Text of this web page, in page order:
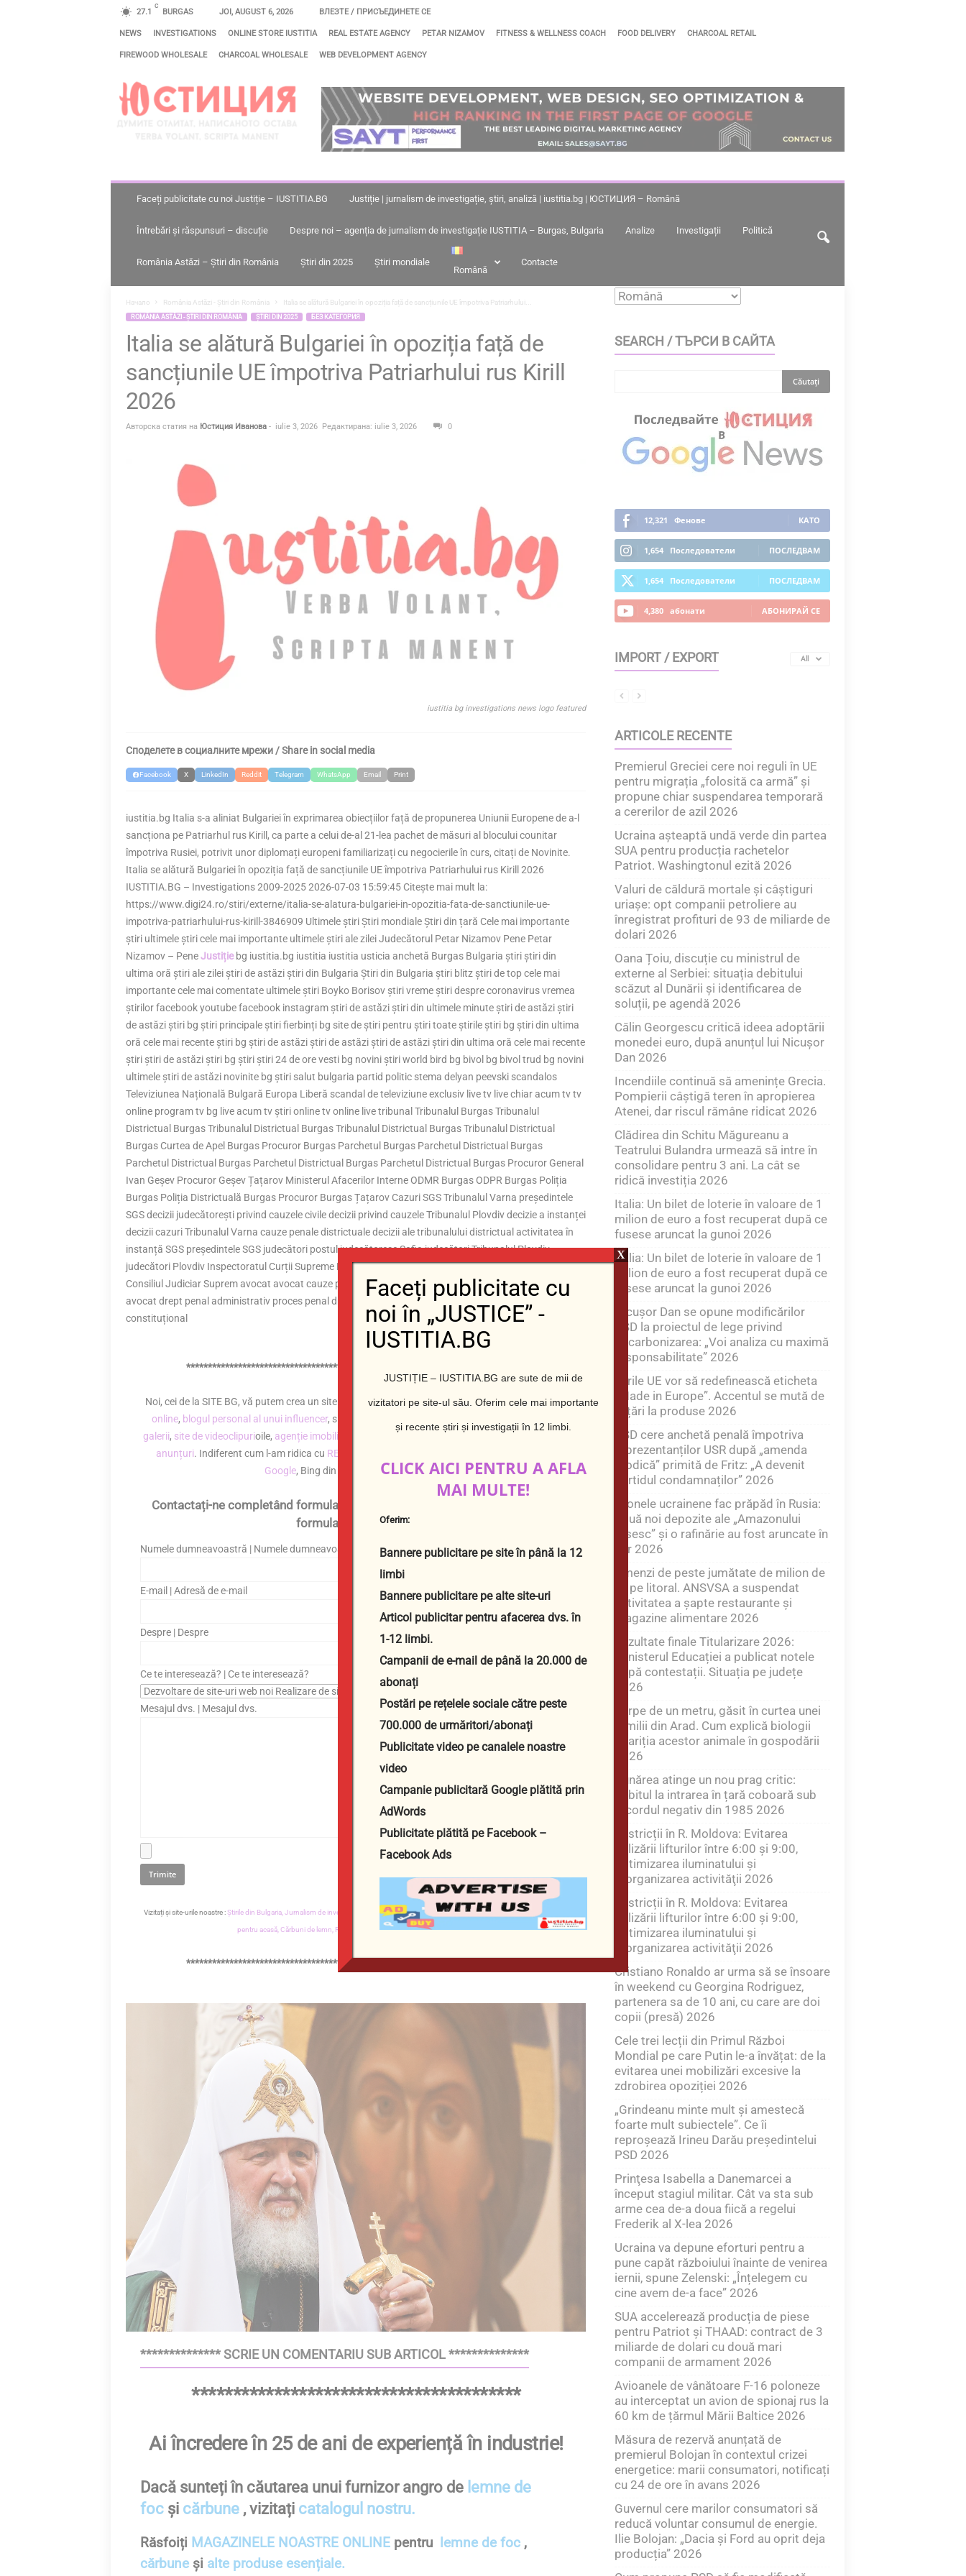
27.1
C
BURGAS JOI, AUGUST 6, 2026 ВЛЕЗТЕ / ПРИСЪЕДИНЕТЕ СЕ
NEWS INVESTIGATIONS ONLINE STORE IUSTITIA REAL ESTATE AGENCY PETAR NIZAMOV FITNESS & WELLNESS COACH FOOD DELIVERY CHARCOAL RETAIL
FIREWOOD WHOLESALE CHARCOAL WHOLESALE WEB DEVELOPMENT AGENCY
Ţ
Faceți publicitate cu noi Justiție – IUSTITIA.BG Justiție | jurnalism de investigație, știri, analiză | iustitia.bg | ЮСТИЦИЯ – Română
Întrebări și răspunsuri – discuție Despre noi – agenția de jurnalism de investigație IUSTITIA – Burgas, Bulgaria Analize Investigații Politică
România Astăzi – Știri din România Știri din 2025 Știri mondiale
Română
Contacte
Начало România Astăzi - Știri din România Italia se alătură Bulgariei în opoziția față de sancțiunile UE împotriva Patriarhului...
ROMÂNIA ASTĂZI - ȘTIRI DIN ROMÂNIA ȘTIRI DIN 2025 БЕЗ КАТЕГОРИЯ
Italia se alătură Bulgariei în opoziția față de
sancțiunile UE împotriva Patriarhului rus Kirill
2026
Авторска статия на Юстиция Иванова - iulie 3, 2026 Редактирана: iulie 3, 2026 0
iustitia bg investigations news logo featured
Споделете в социалните мрежи / Share in social media
Facebook X LinkedIn Reddit Telegram WhatsApp Email Print
iustitia.bg Italia s-a aliniat Bulgariei în exprimarea obiecțiilor față de propunerea Uniunii Europene de a-l
sancționa pe Patriarhul rus Kirill, ca parte a celui de-al 21-lea pachet de măsuri al blocului counitar
împotriva Rusiei, potrivit unor diplomați europeni familiarizați cu negocierile în curs, citați de Novinite.
Italia se alătură Bulgariei în opoziția față de sancțiunile UE împotriva Patriarhului rus Kirill 2026
IUSTITIA.BG – Investigations 2009-2025 2026-07-03 15:59:45 Citește mai mult la:
https://www.digi24.ro/stiri/externe/italia-se-alatura-bulgariei-in-opozitia-fata-de-sanctiunile-ue-
impotriva-patriarhului-rus-kirill-3846909 Ultimele știri Știri mondiale Știri din țară Cele mai importante
știri ultimele știri cele mai importante ultimele știri ale zilei Judecătorul Petar Nizamov Pene Petar
Nizamov – PeneJustițiebg iustitia.bg iustitia iustitia usticia anchetă Burgas Bulgaria știri știri din
ultima oră știri ale zilei știri de astăzi știri din Bulgaria Știri din Bulgaria știri blitz știri de top cele mai
importante cele mai comentate ultimele știri Boyko Borisov știri vreme știri despre coronavirus vremea
știrilor facebook youtube facebook instagram știri de astăzi știri din ultimele minute știri de astăzi știri
de astăzi știri bg știri principale știri fierbinți bg site de știri pentru știri toate știrile știri bg știri din ultima
oră cele mai recente știri bg știri de astăzi știri de astăzi știri de astăzi știri din ultima oră cele mai recente
știri știri de astăzi știri bg știri știri 24 de ore vesti bg novini știri world bird bg bivol bg bivol trud bg novini
ultimele știri de astăzi novinite bg știri salut bulgaria partid politic stema delyan peevski scandalos
Televiziunea Națională Bulgară Europa Liberă scandal de televiziune exclusiv live tv live chiar acum tv tv
online program tv bg live acum tv știri online tv online live tribunal Tribunalul Burgas Tribunalul
Districtual Burgas Tribunalul Districtual Burgas Tribunalul Districtual Burgas Tribunalul Districtual
Burgas Curtea de Apel Burgas Procuror Burgas Parchetul Burgas Parchetul Districtual Burgas
Parchetul Districtual Burgas Parchetul Districtual Burgas Parchetul Districtual Burgas Procuror General
Ivan Geșev Procuror Geșev Țațarov Ministerul Afacerilor Interne ODMR Burgas ODPR Burgas Poliția
Burgas Poliția Districtuală Burgas Procuror Burgas Țațarov Cazuri SGS Tribunalul Varna președintele
SGS decizii judecătorești privind cauzele civile decizii privind cauzele Tribunalul Plovdiv decizie a instanței
decizii cazuri Tribunalul Varna cauze penale districtuale decizii ale tribunalului districtual activitatea în
instanță SGS președintele SGS judecători postul judecătoresc Sofia judecători Tribunalul Plovdiv
judecători Plovdiv Inspectoratul Curții Supreme Plovdiv Inspectoratul Curții Supreme Curtea Supremă
Consiliul Judiciar Suprem avocat avocat cauze penale avocat cauze civile avocat cauze matrimoniale
avocat drept penal administrativ proces penal drept civil proces civil drept administrativ drept
constituțional
*******************************************************************************
Noi, cei de la SITE BG, vă putem crea un site monolingv sau multilingvsite-ul companiei, magazin
online, blogul personal al unui influencer, site-ul
galerii, site de videoclipurioile, agenție imobiliară , site pentru evenimente sau rezervări
anunțuri. Indiferent cum l-am ridica cu REZULTATE EXCELENTE
Google, Bing din SUA și Yandex din Rusia.
Contactați-ne completând formularul de mai jos | Contactați-ne completând
formularul de mai jos :
Numele dumneavoastră | Numele dumneavoastră
E-mail | Adresă de e-mail
Despre | Despre
Ce te interesează? | Ce te interesează?
Mesajul dvs. | Mesajul dvs.
Vizitați și site-urile noastre :Știrile din Bulgaria, Jurnalism de investigație, Magazinul JUSTITIA, Imobiliare,Petru Nizamov,Fitness,Alimente
pentru acasă, Cărbuni de lemn, Realizare de site-uri web,Lemn de foc en gros
*******************************************************************************
************** SCRIE UN COMENTARIU SUB ARTICOL **************
****************************************
Ai încredere în 25 de ani de experiență în industrie!
Dacă sunteți în căutarea unui furnizor angro de lemne de
foc și cărbune , vizitați catalogul nostru.
Răsfoiți MAGAZINELE NOASTRE ONLINE pentru lemne de foc ,
cărbune și alte produse esențiale.
SEARCH / ТЪРСИ В САЙТА
12,321 Фенове КАТО
1,654 Последователи ПОСЛЕДВАМ
1,654 Последователи ПОСЛЕДВАМ
4,380 абонати АБОНИРАЙ СЕ
IMPORT / EXPORT All
ARTICOLE RECENTE
Premierul Greciei cere noi reguli în UE
pentru migrația „folosită ca armă” și
propune chiar suspendarea temporară
a cererilor de azil 2026
Ucraina așteaptă undă verde din partea
SUA pentru producția rachetelor
Patriot. Washingtonul ezită 2026
Valuri de căldură mortale și câștiguri
uriașe: opt companii petroliere au
înregistrat profituri de 93 de miliarde de
dolari 2026
Oana Țoiu, discuție cu ministrul de
externe al Serbiei: situația debitului
scăzut al Dunării și identificarea de
soluții, pe agendă 2026
Călin Georgescu critică ideea adoptării
monedei euro, după anunțul lui Nicușor
Dan 2026
Incendiile continuă să amenințe Grecia.
Pompierii câștigă teren în apropierea
Atenei, dar riscul rămâne ridicat 2026
Clădirea din Schitu Măgureanu a
Teatrului Bulandra urmează să intre în
consolidare pentru 3 ani. La cât se
ridică investiția 2026
Italia: Un bilet de loterie în valoare de 1
milion de euro a fost recuperat după ce
fusese aruncat la gunoi 2026
Italia: Un bilet de loterie în valoare de 1
milion de euro a fost recuperat după ce
fusese aruncat la gunoi 2026
Nicușor Dan se opune modificărilor
PSD la proiectul de lege privind
decarbonizarea: „Voi analiza cu maximă
responsabilitate” 2026
Țările UE vor să redefinească eticheta
„Made in Europe”. Accentul se mută de
la țări la produse 2026
PSD cere anchetă penală împotriva
reprezentanților USR după „amenda
modică” primită de Fritz: „A devenit
partidul condamnaților” 2026
Dronele ucrainene fac prăpăd în Rusia:
două noi depozite ale „Amazonului
rusesc” și o rafinărie au fost aruncate în
aer 2026
Amenzi de peste jumătate de milion de
lei pe litoral. ANSVSA a suspendat
activitatea a șapte restaurante și
magazine alimentare 2026
Rezultate finale Titularizare 2026:
Ministerul Educației a publicat notele
după contestații. Situația pe județe
2026
Șarpe de un metru, găsit în curtea unei
familii din Arad. Cum explică biologii
apariția acestor animale în gospodării
2026
Dunărea atinge un nou prag critic:
debitul la intrarea în țară coboară sub
recordul negativ din 1985 2026
Restricții în R. Moldova: Evitarea
utilizării lifturilor între 6:00 şi 9:00,
optimizarea iluminatului şi
reorganizarea activităţii 2026
Restricții în R. Moldova: Evitarea
utilizării lifturilor între 6:00 şi 9:00,
optimizarea iluminatului şi
reorganizarea activităţii 2026
Cristiano Ronaldo ar urma să se însoare
în weekend cu Georgina Rodriguez,
partenera sa de 10 ani, cu care are doi
copii (presă) 2026
Cele trei lecții din Primul Război
Mondial pe care Putin le-a învățat: de la
evitarea unei mobilizări excesive la
zdrobirea opoziției 2026
„Grindeanu minte mult şi amestecă
foarte mult subiectele”. Ce îi
reproșează Irineu Darău președintelui
PSD 2026
Prinţesa Isabella a Danemarcei a
început stagiul militar. Cât va sta sub
arme cea de-a doua fiică a regelui
Frederik al X-lea 2026
Ucraina va depune eforturi pentru a
pune capăt războiului înainte de venirea
iernii, spune Zelenski: „Înțelegem cu
cine avem de-a face” 2026
SUA accelerează producția de piese
pentru Patriot și THAAD: contract de 3
miliarde de dolari cu două mari
companii de armament 2026
Avioanele de vânătoare F-16 poloneze
au interceptat un avion de spionaj rus la
60 km de țărmul Mării Baltice 2026
Măsura de rezervă anunțată de
premierul Bolojan în contextul crizei
energetice: marii consumatori, notificați
cu 24 de ore în avans 2026
Guvernul cere marilor consumatori să
reducă voluntar consumul de energie.
Ilie Bolojan: „Dacia și Ford au oprit deja
producția” 2026
Faceți publicitate cu
noi în „JUSTICE” -
IUSTITIA.BG
JUSTIȚIE – IUSTITIA.BG are sute de mii de
vizitatori pe site-ul său. Oferim cele mai importante
și recente știri și investigații în 12 limbi.
CLICK AICI PENTRU A AFLA
MAI MULTE!
Oferim:
Bannere publicitare pe site în până la 12
limbi
Bannere publicitare pe alte site-uri
Articol publicitar pentru afacerea dvs. în
1-12 limbi.
Campanii de e-mail de până la 20.000 de
abonați
Postări pe rețelele sociale către peste
700.000 de urmăritori/abonați
Publicitate video pe canalele noastre
video
Campanie publicitară Google plătită prin
AdWords
Publicitate plătită pe Facebook –
Facebook Ads
X